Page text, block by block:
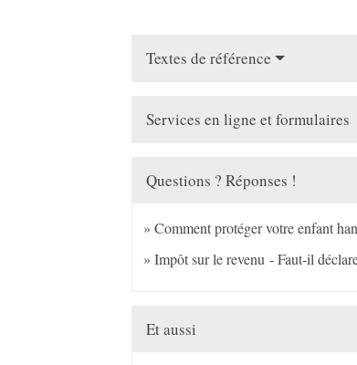
Textes de référence
Services en ligne et formulaires
Questions ? Réponses !
Comment protéger votre enfant
Impôt sur le revenu - Faut-il
Et aussi